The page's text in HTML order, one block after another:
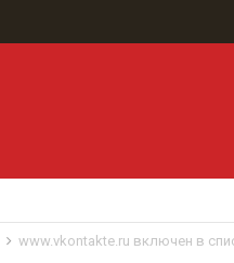
www.vkontakte.ru включен в